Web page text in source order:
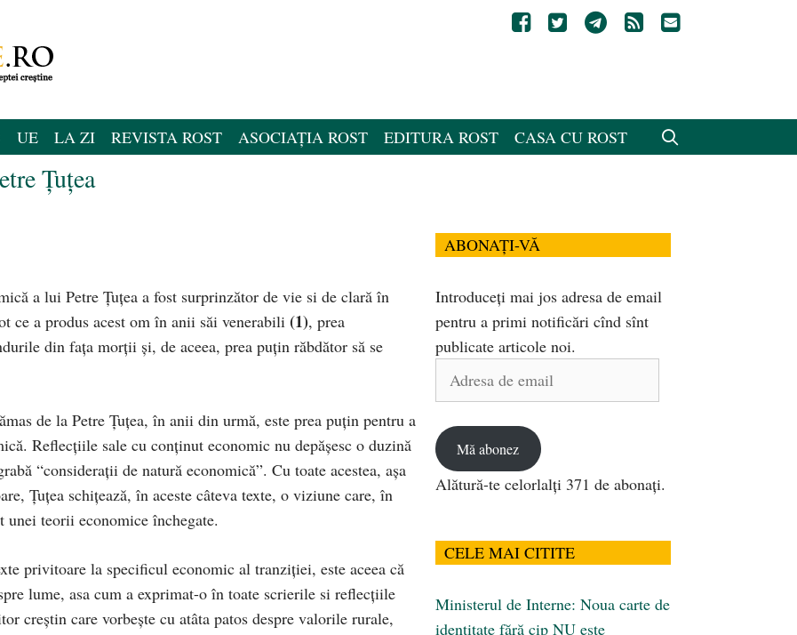
UE LA ZI REVISTA ROST ASOCIAȚIA ROST EDITURA ROST CASA CU ROST
Țuțea
a lui Petre Țuțea a fost surprinzător de vie si de clară în
ce a produs acest om în anii săi venerabili (1), prea
din fața morții și, de aceea, prea puțin răbdător să se
de la Petre Țuțea, în anii din urmă, este prea puțin pentru a
Reflecțiile sale cu conținut economic nu depășesc o duzină
“considerații de natură economică”. Cu toate acestea, așa
Țuțea schițează, în aceste câteva texte, o viziune care, în
teorii economice închegate.
privitoare la specificul economic al tranziției, este aceea că
lume, asa cum a exprimat-o în toate scrierile si reflecțiile
creștin care vorbește cu atâta patos despre valorile rurale,
ABONAȚI-VĂ
Introduceți mai jos adresa de email
pentru a primi notificări cînd sînt
publicate articole noi.
Adresa
Mă abonez
Alătură-te celorlalți 371 de abonați.
CELE MAI CITITE
Ministerul de Interne: Noua carte de
identitate fără cip NU este